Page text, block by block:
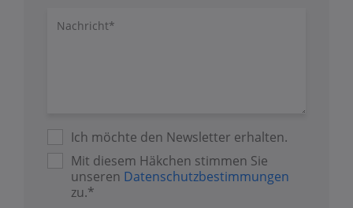
Nachricht/Fragen
Ich möchte den Newsletter erhalten.
Mit diesem Häkchen stimmen Sie
unseren Datenschutzbestimmungen
zu.*